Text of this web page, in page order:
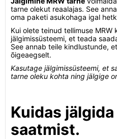
tarne olekut reaalajas. See
oma paketi asukohaga igal
Kui olete teinud tellimuse MRW
jälgimissüsteemi, et teada
See annab teile kindlustunde,
õigeaegselt.
Kasutage jälgimissüsteemi, et
tarne oleku kohta ning jälgige
Kuidas
saatmist.